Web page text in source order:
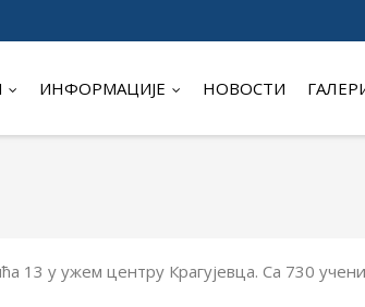
ИНФОРМАЦИЈЕ НОВОСТИ
13 у ужем центру Крагујевца. Са 730